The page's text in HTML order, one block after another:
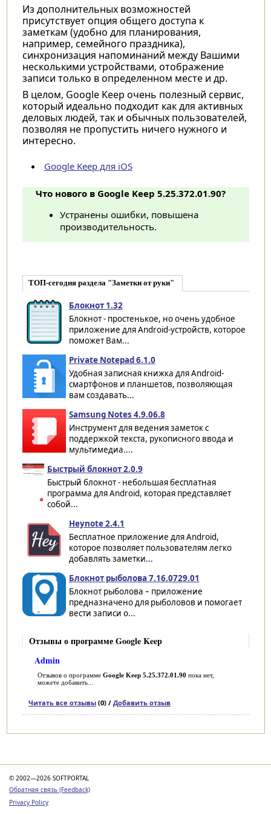
Из дополнительных возможностей
присутствует опция общего доступа к
заметкам (удобно для планирования,
например, семейного праздника),
синхронизация напоминаний между Вашими
несколькими устройствами, отображение
записи только в определенном месте и др.
В целом, Google Keep очень полезный сервис,
который идеально подходит как для активных
деловых людей, так и обычных пользователей,
позволяя не пропустить ничего нужного и
интересно.
Google Keep для iOS
Что нового в Google Keep 5.25.372.01.90?
Устранены ошибки, повышена
производительность.
ТОП-сегодня раздела "Заметки от руки"
Блокнот 1.32
Блокнот - простенькое, но очень удобное
приложение для Android-устройств, которое
поможет Вам...
Private Notepad 6.1.0
Удобная записная книжка для Android-
смартфонов и планшетов, позволяющая
вам создавать...
Samsung Notes 4.9.06.8
Инструмент для ведения заметок с
поддержкой текста, рукописного ввода и
мультимедиа....
Быстрый блокнот 2.0.9
Быстрый блокнот - небольшая бесплатная
программа для Android, которая представляет
собой...
Heynote 2.4.1
Бесплатное приложение для Android,
которое позволяет пользователям легко
добавлять заметки...
Блокнот рыболова 7.16.0729.01
Блокнот рыболова – приложение
предназначено для рыболовов и помогает
вести записи о...
Отзывы о программе Google Keep
Admin
Отзывов о программе Google Keep 5.25.372.01.90 пока нет,
можете добавить...
Читать все отзывы(0) / Добавить отзыв
© 2002—2026 SOFTPORTAL
Обратная связь (Feedback)
Privacy Policy